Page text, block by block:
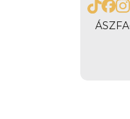
ÁSZF